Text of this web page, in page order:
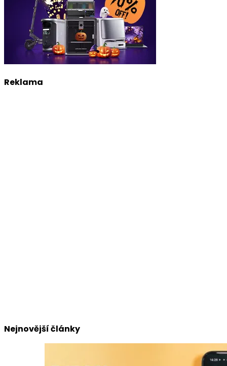
Reklama
Nejnovější články